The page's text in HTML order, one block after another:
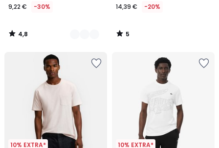
9,22 € -30%
4,8
/
14,39 € -20%
5
/
10% EXTRA* 10% EXTRA*